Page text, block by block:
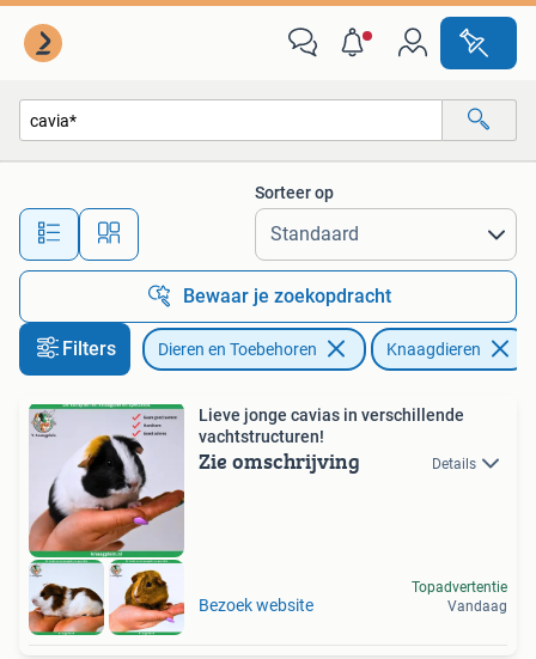
Alle afstanden…
Sorteer op
Bewaar je zoekopdracht
Filters Dieren en Toebehoren Knaagdieren
Lieve jonge cavias in verschillende
vachtstructuren!
Zie omschrijving Details
Bezoek website
Topadvertentie
Vandaag